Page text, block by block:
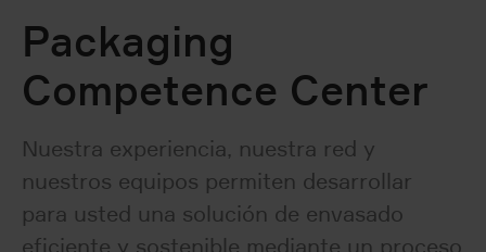
Packaging
Competence Center
Nuestra experiencia, nuestra red y
nuestros equipos permiten desarrollar
para usted una solución de envasado
eficiente y sostenible mediante un proceso